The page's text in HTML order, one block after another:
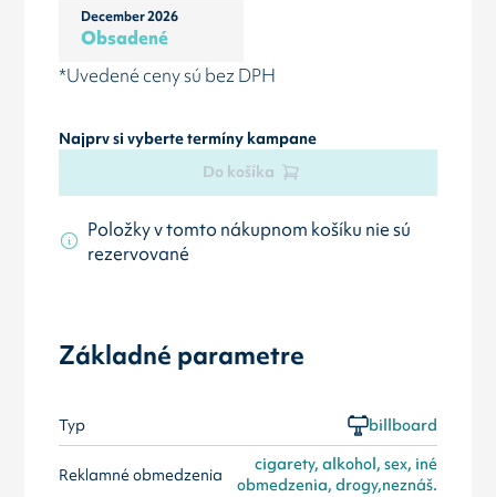
December 2026
Obsadené
*Uvedené ceny sú bez DPH
Najprv si vyberte termíny kampane
Do košíka
Položky v tomto nákupnom košíku nie sú
rezervované
Základné parametre
Typ billboard
Reklamné obmedzenia
cigarety, alkohol, sex, iné
obmedzenia, drogy,neznáš.